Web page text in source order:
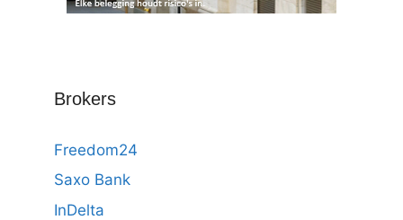
Brokers
Freedom24
Saxo Bank
InDelta